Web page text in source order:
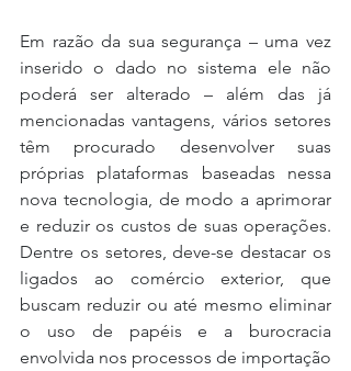
Em razão da sua segurança – uma vez
inserido o dado no sistema ele não
poderá ser alterado – além das já
mencionadas vantagens, vários setores
têm procurado desenvolver suas
próprias plataformas baseadas nessa
nova tecnologia, de modo a aprimorar
e reduzir os custos de suas operações.
Dentre os setores, deve-se destacar os
ligados ao comércio exterior, que
buscam reduzir ou até mesmo eliminar
o uso de papéis e a burocracia
envolvida nos processos de importação